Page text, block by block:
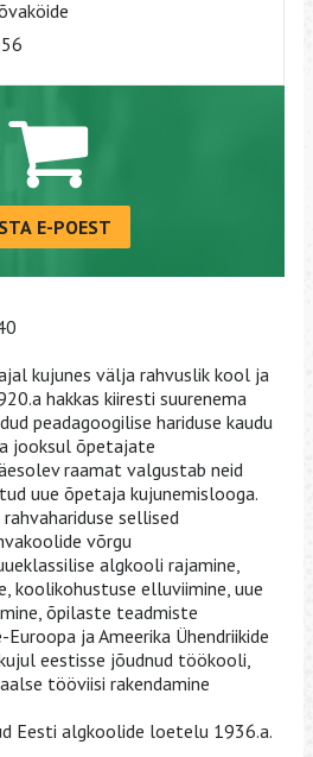
E-POEST
kujunes välja rahvuslik kool ja
hakkas kiiresti suurenema
peadagoogilise hariduse kaudu
jooksul õpetajate
raamat valgustab neid
uue õpetaja kujunemislooga.
sellised
võrgu
algkooli rajamine,
koolikohustuse elluviimine, uue
õpilaste teadmiste
ja Ameerika Ühendriikide
eestisse jõudnud töökooli,
tööviisi rakendamine
Eesti algkoolide loetelu 1936.a.